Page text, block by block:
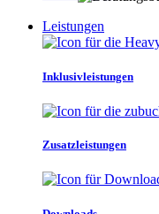
Leistungen
Inklusivleistungen
Zusatzleistungen